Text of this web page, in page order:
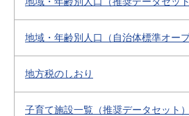
地域・年齢別人口（自治体標準オー
地方税のしおり
子育て施設一覧（推奨データセット）